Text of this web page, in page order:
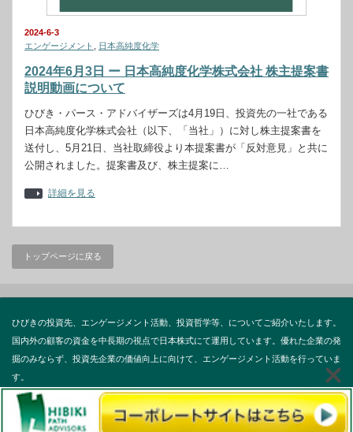
2024-6-3
エンゲージメント
日本高純度化学
2024年6月3日 ー 日本高純度化学株式会社 株主提案書
説明動画について
ひびき・パース・アドバイザーズは4月19日、投資先の一社である
日本高純度化学株式会社（以下、「当社」）に対し株主提案書を
送付し、5月21日、当社取締役より本提案書が「反対意見」と共に
公開されました。提案書及び、株主提案に…
詳細を見る
トップページに戻る
ひびきの投資先、エンゲージメント活動、投資哲学等、についてご紹介いたします。
国内外の顧客の資金を中長期の視点で日本株式にて運用しています。優れた企業の発
掘のみならず、投資先企業の価値向上に向けて、エンゲージメント活動を行っていま
す。
Copyright ©Hibiki Investment NewsAll rights reserved.